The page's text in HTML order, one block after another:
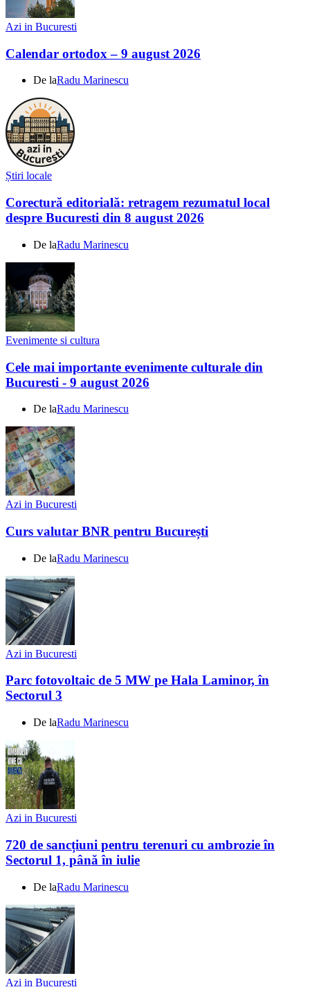
Azi in Bucuresti
Calendar ortodox – 9 august 2026
De laRadu Marinescu
Știri locale
Corectură editorială: retragem rezumatul local
despre Bucuresti din 8 august 2026
De laRadu Marinescu
Evenimente si cultura
Cele mai importante evenimente culturale din
Bucuresti - 9 august 2026
De laRadu Marinescu
Azi in Bucuresti
Curs valutar BNR pentru București
De laRadu Marinescu
Azi in Bucuresti
Parc fotovoltaic de 5 MW pe Hala Laminor, în
Sectorul 3
De laRadu Marinescu
Azi in Bucuresti
720 de sancțiuni pentru terenuri cu ambrozie în
Sectorul 1, până în iulie
De laRadu Marinescu
Azi in Bucuresti